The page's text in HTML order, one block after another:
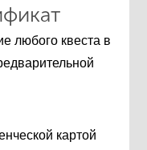
любого квеста в
картой